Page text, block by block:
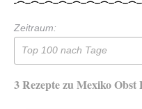
Zeitraum:
Top 100 nach Tage
3 Rezepte zu Mexiko